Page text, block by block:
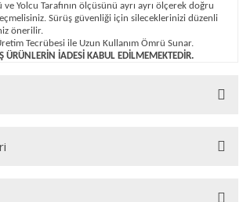
ve Yolcu Tarafının ölçüsünü ayrı ayrı ölçerek doğru
Sürüş güvenliği için sileceklerinizi düzenli
önerilir.
Tecrübesi ile Uzun Kullanım Ömrü Sunar.
ÜRÜNLERİN İADESİ KABUL EDİLMEMEKTEDİR.